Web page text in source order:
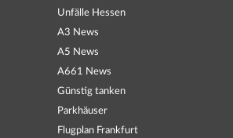
Unfälle Hessen
A3 News
A5 News
A661 News
Günstig tanken
Parkhäuser
Flugplan Frankfurt